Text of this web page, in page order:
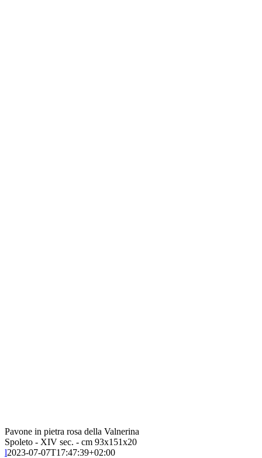
Pavone in pietra rosa della Valnerina
Spoleto - XIV sec. - cm 93x151x20
l2023-07-07T17:47:39+02:00